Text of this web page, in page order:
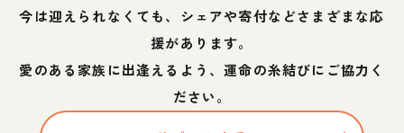
今は迎えられなくても、シェアや寄付などさまざまな応
援があります。
愛のある家族に出逢えるよう、運命の糸結びにご協力く
ださい。